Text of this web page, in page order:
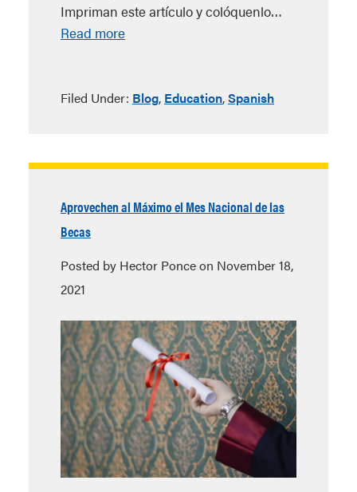
Impriman este artículo y colóquenlo…
Read more
Filed Under: Blog, Education,Spanish
Aprovechen al Máximo el Mes Nacional de las
Becas
Posted by Hector Ponce on November 18,
2021